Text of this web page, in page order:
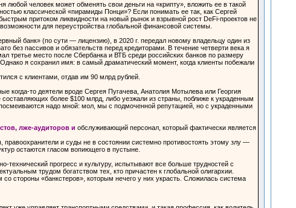
любой человек может обменять свои деньги на «крипту», вложить ее в такой
классической «пирамиды Понци»? Если понимать ее так, как Сергей
притоком ликвидности на новый рынок и взрывной рост DeFi-проектов не
для переустройства глобальной финансовой системы.
банк» (по сути — лицензию), в 2020 г. передал новому владельцу один из
пассивов и обязательств перед кредиторами. В течение четверти века я
третье место после Сбербанка и ВТБ среди российских банков по размеру
я сохранил имя: в самый драматический момент, когда клиенты побежали
с клиентами, отдав им 90 млрд рублей.
когда-то деятели вроде Сергея Пугачева, Анатолия Мотылева или Георгия
более $100 млрд, либо уезжали из страны, поближе к украденным
надо мной: мол, мы с подмоченной репутацией, но с украденными
лже-аудиторов и обслуживающий персонал, который фактически является
правоохранители и суды не в состоянии системно противостоять этому злу —
остаются гласом вопиющего в пустыне.
прогресс и культуру, испытывают все больше трудностей с
трудом богатством тех, кто причастен к глобальной олигархии.
стороны «банкстеров», которым нечего у них украсть. Сложилась система